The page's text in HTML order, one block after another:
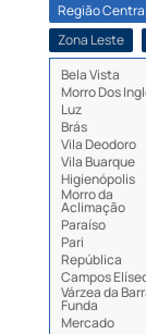
Região Central
Zona Leste
Bela Vista
Morro Dos
Luz
Brás
Vila Deodoro
Vila Buarque
Higienópolis
Morro da
Aclimação
Paraíso
Pari
República
Campos
Várzea da
Funda
Mercado